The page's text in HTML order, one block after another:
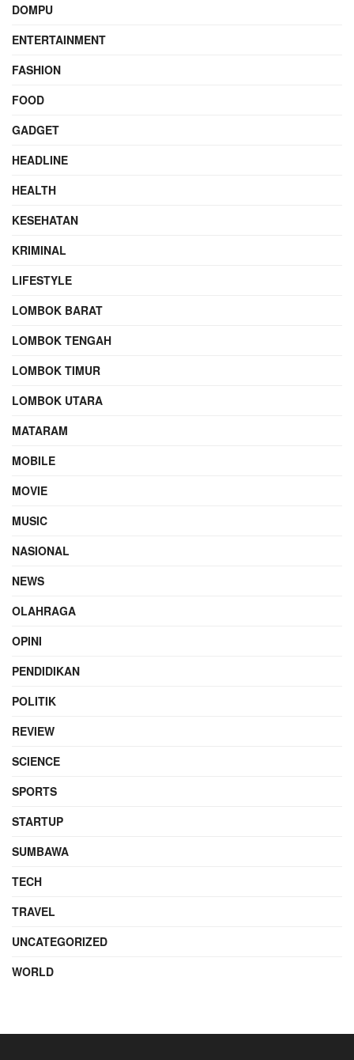
DOMPU
ENTERTAINMENT
FASHION
FOOD
GADGET
HEADLINE
HEALTH
KESEHATAN
KRIMINAL
LIFESTYLE
LOMBOK BARAT
LOMBOK TENGAH
LOMBOK TIMUR
LOMBOK UTARA
MATARAM
MOBILE
MOVIE
MUSIC
NASIONAL
NEWS
OLAHRAGA
OPINI
PENDIDIKAN
POLITIK
REVIEW
SCIENCE
SPORTS
STARTUP
SUMBAWA
TECH
TRAVEL
UNCATEGORIZED
WORLD